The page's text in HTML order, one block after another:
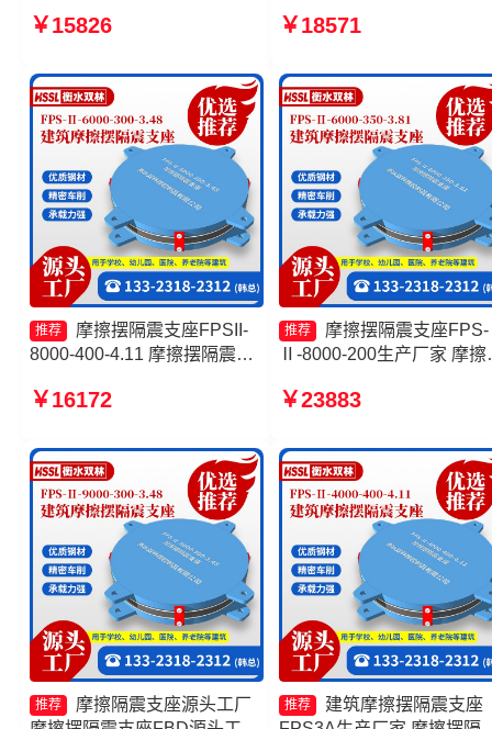
摆隔震支座FPSII-6000-400-
工厂
￥15826
3.48厂家 摩擦摆隔震支座
家 摩擦摆隔震支座FPSII-
7000-300-3.48
￥18571
推荐
摩擦摆隔震支座FPSII-
8000-400-4.11 摩擦摆隔震支
摩擦摆支座源头工厂 摩擦摆隔
生产厂家
￥16172
推荐
摩擦摆隔震支座FPS-
Ⅱ-8000-200生产厂家 摩擦
产厂家 摩擦摆隔震支座
￥23883
推荐
摩擦隔震支座源头工厂
推荐
建筑摩擦摆隔震支座